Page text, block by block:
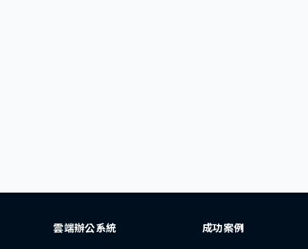
雲端辦公系統 成功案例